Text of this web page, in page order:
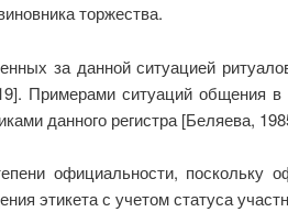
торжества.
за данной ситуацией
Примерами ситуаций
данного регистра [Беляева,
официальности, поскольку
этикета с учетом статуса